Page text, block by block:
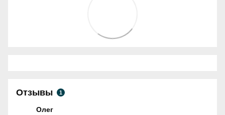
Отзывы 1
Олег